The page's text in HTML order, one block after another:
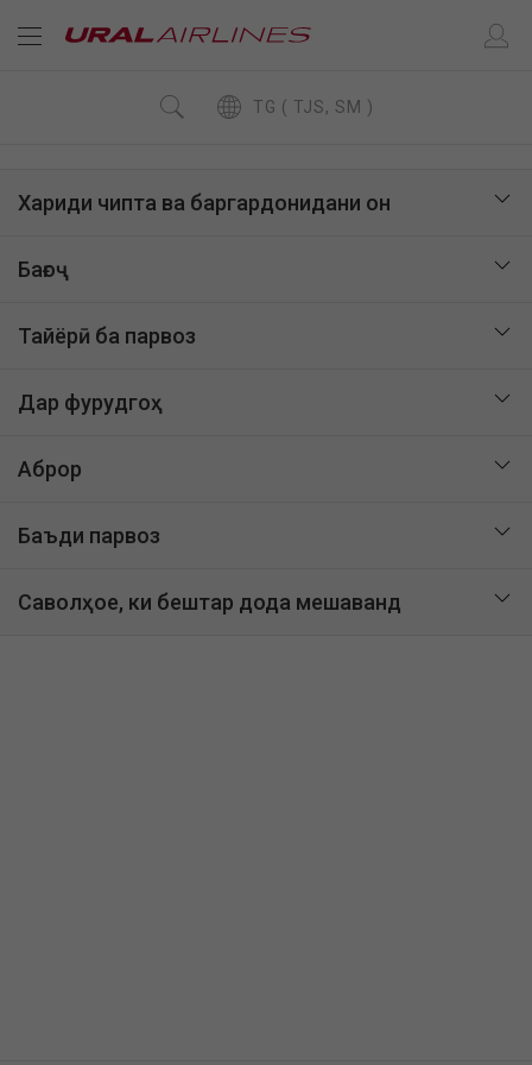
TG ( TJS, SM )
Хариди чипта ва баргардонидани он
Бағоҷ
Тайёрӣ ба парвоз
Дар фурудгоҳ
Аброр
Баъди парвоз
Саволҳое, ки бештар дода мешаванд